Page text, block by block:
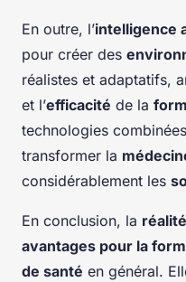
En outre, l’intelligence
pour créer des
réalistes et adaptatifs,
et l’efficacité de la
technologies
transformer la
considérablement les
En conclusion, la
avantages pour la
de santé en général.